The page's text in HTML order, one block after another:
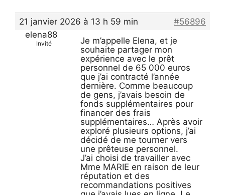
21 janvier 2026 à 13 h 59 min
#56896
elena88
Invité
Je m’appelle Elena, et je
souhaite partager mon
expérience avec le prêt
personnel de 65 000 euros
que j’ai contracté l’année
dernière. Comme beaucoup
de gens, j’avais besoin de
fonds supplémentaires pour
financer des frais
supplémentaires… Après avoir
exploré plusieurs options, j’ai
décidé de me tourner vers
une prêteuse personnel.
J’ai choisi de travailler avec
Mme MARIE en raison de leur
réputation et des
recommandations positives